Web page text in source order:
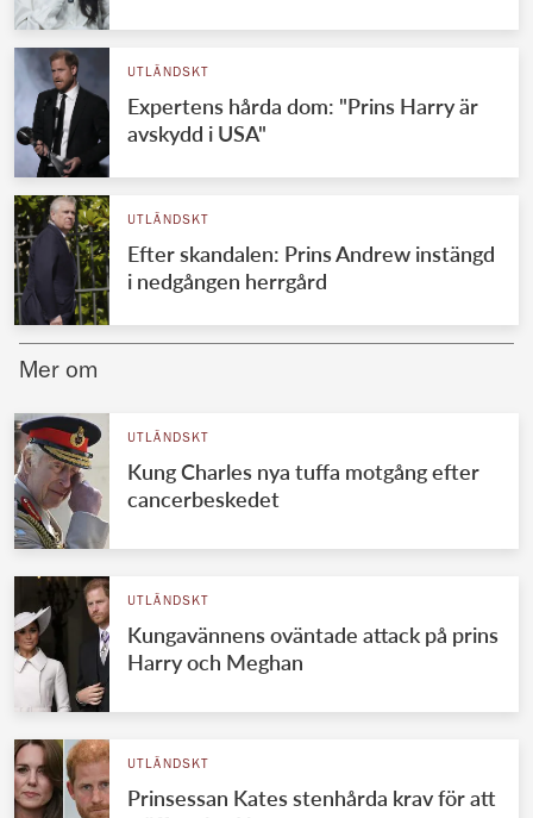
Jordanska kungahuset
Luxemburgska storhertighuset
Japanska kejsarhuset
Thailändska kungahuset
Marockanska kungahuset
UTLÄNDSKT
Expertens hårda dom: "Prins Harry är
avskydd i USA"
UTLÄNDSKT
Efter skandalen: Prins Andrew instängd
i nedgången herrgård
Mer om
UTLÄNDSKT
Kung Charles nya tuffa motgång efter
cancerbeskedet
UTLÄNDSKT
Kungavännens oväntade attack på prins
Harry och Meghan
UTLÄNDSKT
Prinsessan Kates stenhårda krav för att